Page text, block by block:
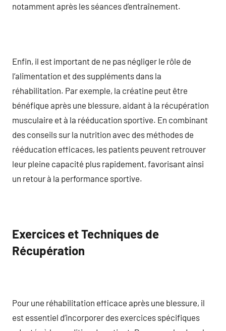
notamment après les séances d’entraînement.
Enfin, il est important de ne pas négliger le rôle de
l’alimentation et des suppléments dans la
réhabilitation. Par exemple, la créatine peut être
bénéfique après une blessure, aidant à la récupération
musculaire et à la rééducation sportive. En combinant
des conseils sur la nutrition avec des méthodes de
rééducation efficaces, les patients peuvent retrouver
leur pleine capacité plus rapidement, favorisant ainsi
un retour à la performance sportive.
Exercices et Techniques de
Récupération
Pour une réhabilitation efficace après une blessure, il
est essentiel d’incorporer des exercices spécifiques